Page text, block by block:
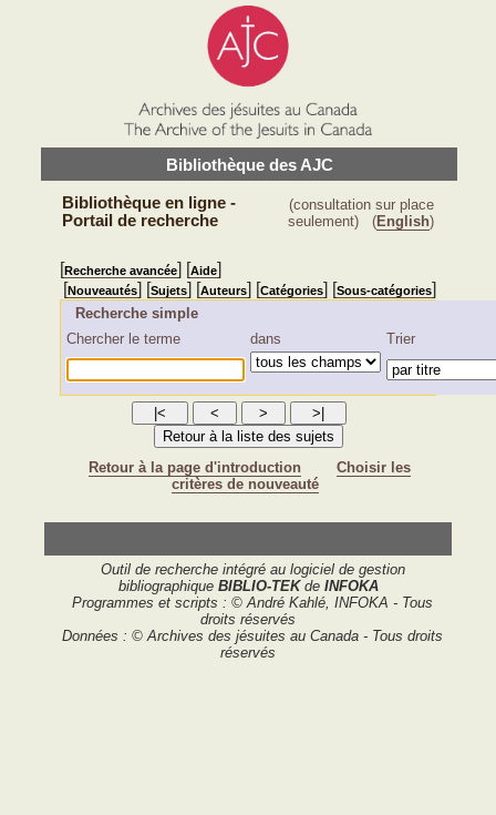
Bibliothèque des AJC
Bibliothèque en ligne -
Portail de recherche
(consultation sur place
seulement) (English)
[Recherche avancée] [Aide]
[Nouveautés] [Sujets] [Auteurs] [Catégories] [Sous-catégories]
Recherche simple
Chercher le terme
dans Trier
Retour à la page d'introduction
Choisir les
critères de nouveauté
Outil de recherche intégré au logiciel de gestion
bibliographique BIBLIO-TEKde INFOKA
Programmes et scripts : © André Kahlé, INFOKA - Tous
droits réservés
Données : © Archives des jésuites au Canada - Tous droits
réservés